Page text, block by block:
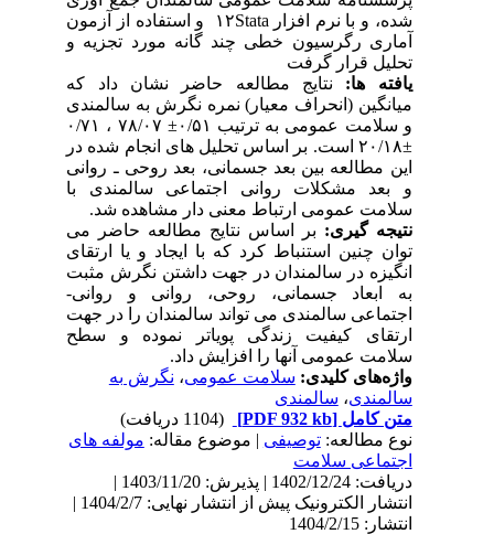
شده، و با نرم افزار ۱۲Stata و استفاده از آزمون
آماری رگرسیون خطی چند گانه مورد تجزیه و
تحلیل قرار گرفت
یافته ها:نتایج مطالعه حاضر نشان داد که
میانگین (انحراف معیار) نمره نگرش به سالمندی
و سلامت عمومی به ترتیب ۰/۵۱± ۷۸/۰۷ ، ۰/۷۱
±۲۰/۱۸ است. بر اساس تحلیل های انجام شده در
این مطالعه بین بعد جسمانی، بعد روحی ـ روانی
و بعد مشکلات روانی اجتماعی سالمندی با
سلامت عمومی ارتباط معنی دار مشاهده شد.
نتیجه گیری:بر اساس نتایج مطالعه حاضر می
توان چنین استنباط کرد که با ایجاد و یا ارتقای
انگیزه در سالمندان در جهت داشتن نگرش مثبت
به ابعاد جسمانی، روحی، روانی و روانی-
اجتماعی سالمندی می تواند سالمندان را در جهت
ارتقای کیفیت زندگی پویاتر نموده و سطح
سلامت عمومی آنها را افزایش داد.
واژه‌های کلیدی:سلامت عمومی،نگرش به
سالمندی،سالمندی
متن کامل[PDF 932 kb]
نوع مطالعه:توصیفی| موضوع مقاله:مولفه های
اجتماعی سلامت
دریافت: 1402/12/24 | پذیرش: 1403/11/20 |
انتشار الکترونیک پیش از انتشار نهایی: 1404/2/7 |
انتشار: 1404/2/15